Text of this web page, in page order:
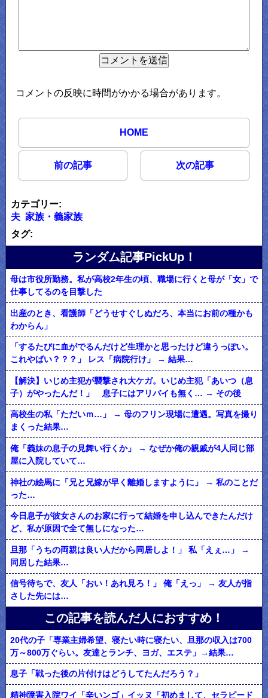
コメントの反映に時間がかかる場合があります。
HOME
前の記事 次の記事
カテゴリー:
夫 家族・義家族
タグ:
ランダム記事PickUp！
母は市役所勤務。私が高校2年生の頃、職場に行くと母が「女」で
仕事してるのを目撃した
出産のとき、看護師「どうせすぐしぬだろ、本当にお前の種かも
わからん」
「するたびに血がでるんだけど生理かと思ったけど違うっぽい。
これやばい？？？」 レス「病院行け」 → 結果…
【解決】いじめ主犯が襲撃され大ケガ。いじめ主犯「あいつ（息
子）がやったんだ！」 息子にはアリバイも無く… → その後
高校生の私「ただいｍ…」 → 母のフリン現場に遭遇。写真を撮り
まくった結果…
俺「義妹の息子の見舞い行くか」 → なぜか俺の親戚が4人同じ部
屋に入院していて…
神社の絵馬に「兄と兄嫁が早く離婚しますように」 → 私のことだ
った…
今日息子が彼女さんのお家に行って結婚を申し込んできたんだけ
ど、私が原因で全て無しになった…
旦那「うちの両親は良い人だから同居しよ！」 私「えぇ…」 →
同居した結果…
信号待ちで、友人「おい！あれ見ろ！」 俺「えっ」 → 友人が指
さした先には…
この記事を読んだ人におすすめ！
20代の子「専業主婦希望、寝たい時に寝たい、旦那の収入は700
万～800万ぐらい。友達とランチ、ヨガ、エステ」→結果…
息子「戦った後の片付けはどうしてたんだろう？」
精神障害入院ワイ「辛いンゴ」イッヌ「初めまして、セラピード